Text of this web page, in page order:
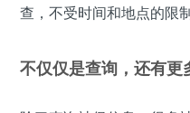
查，不受时间和地点的限制
不仅仅是查询，还有更